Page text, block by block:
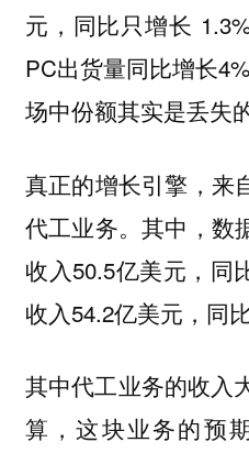
元，同比只增长
PC出货量同比增长
场中份额其实是丢失的
真正的增长引擎，来
代工业务。其中，数
收入50.5亿美元，同
收入54.2亿美元，同
其中代工业务的收入
算，这块业务的预